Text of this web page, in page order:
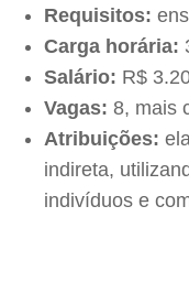
Requisitos:
Carga horária:
Salário: R$
Vagas: 8, mais
Atribuições:
indireta,
indivíduos e